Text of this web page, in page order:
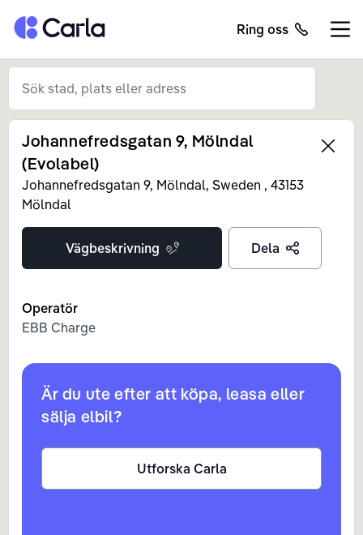
Tillbaka till startsidan Ring oss
Left
Johannefredsgatan 9, Mölndal
(Evolabel)
Johannefredsgatan 9, Mölndal, Sweden , 43153
Mölndal
Vägbeskrivning Dela
Operatör
EBB Charge
Är du ute efter att köpa, leasa eller
sälja elbil?
Utforska Carla